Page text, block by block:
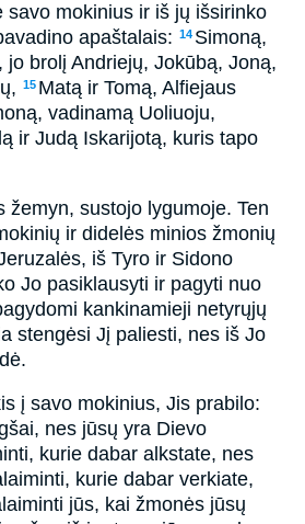
savo mokinius ir iš jų išsirinko
apaštalais: 14 Simoną,
jo brolį Andriejų, Jokūbą, Joną,
15 Matą ir Tomą, Alfiejaus
vadinamą Uoliuoju,
ir Judą Iskarijotą, kuris tapo
žemyn, sustojo lygumoje. Ten
ir didelės minios žmonių
iš Tyro ir Sidono
Jo pasiklausyti ir pagyti nuo
kankinamieji netyrųjų
stengėsi Jį paliesti, nes iš Jo
į savo mokinius, Jis prabilo:
nes jūsų yra Dievo
kurie dabar alkstate, nes
kurie dabar verkiate,
jūs, kai žmonės jūsų